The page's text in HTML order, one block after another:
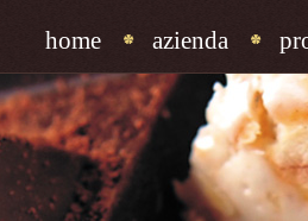
home azienda